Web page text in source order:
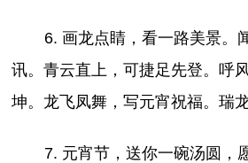
6. 画龙点睛，看一路美景。
讯。青云直上，可捷足先登。呼
坤。龙飞凤舞，写元宵祝福。瑞
7. 元宵节，送你一碗汤圆，